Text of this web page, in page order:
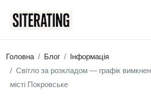
Головна Блог
Інформація
Світло за розкладом — графік
місті Покровське